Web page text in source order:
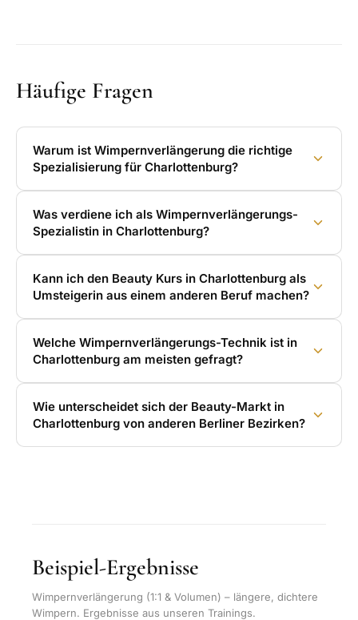
Häufige Fragen
Warum ist Wimpernverlängerung die richtige
Spezialisierung für Charlottenburg?
Was verdiene ich als Wimpernverlängerungs-
Spezialistin in Charlottenburg?
Kann ich den Beauty Kurs in Charlottenburg als
Umsteigerin aus einem anderen Beruf machen?
Welche Wimpernverlängerungs-Technik ist in
Charlottenburg am meisten gefragt?
Wie unterscheidet sich der Beauty-Markt in
Charlottenburg von anderen Berliner Bezirken?
Beispiel-Ergebnisse
Wimpernverlängerung (1:1 & Volumen) – längere, dichtere
Wimpern. Ergebnisse aus unseren Trainings.